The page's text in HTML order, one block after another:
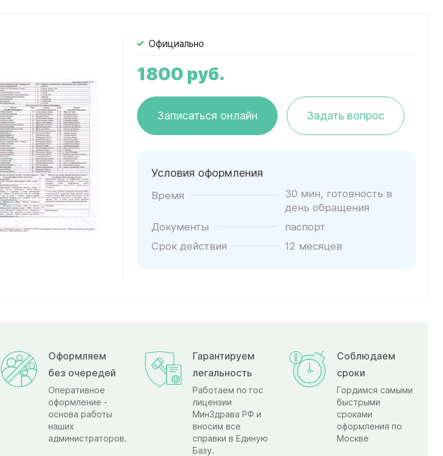
Официально
1800 руб.
Записаться онлайн Задать вопрос
Условия оформления
Время
30 мин, готовность в
день обращения
Документы
паспорт
Срок действия
12 месяцев
Оформляем
без очередей
Оперативное
оформление -
основа работы
наших
администраторов.
Гарантируем
легальность
Работаем по гос
лицензии
МинЗдрава РФ и
вносим все
справки в Единую
Базу.
Соблюдаем
сроки
Гордимся самыми
быстрыми
сроками
оформления по
Москве